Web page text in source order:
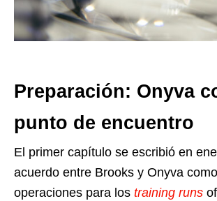
Preparación: Onyva
punto de encuentro
El primer capítulo se escribió en
acuerdo entre Brooks y Onyva
operaciones para los training runs